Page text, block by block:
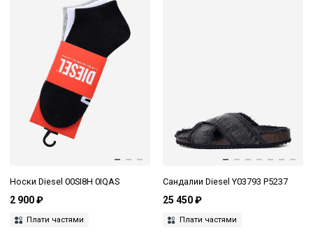
Носки Diesel 00SI8H 0IQAS
2 900 ₽
Плати частями
Сандалии Diesel Y03793 P5237
25 450 ₽
Плати частями